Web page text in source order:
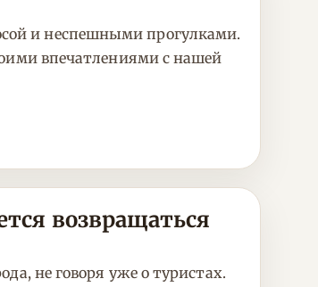
и неспешными прогулками.
впечатлениями с нашей
возвращаться
не говоря уже о туристах.